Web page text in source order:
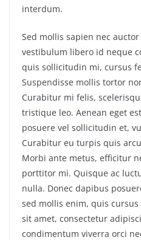
interdum.
Sed mollis sapien nec
vestibulum libero id neque
quis sollicitudin mi, cursus
Suspendisse mollis tortor
Curabitur mi felis,
tristique leo. Aenean eget
posuere vel sollicitudin et,
Curabitur eu turpis quis
Morbi ante metus, efficitur
porttitor mi. Quisque ac
nulla. Donec dapibus
sed mollis enim, quis
sit amet, consectetur
condimentum viverra orci